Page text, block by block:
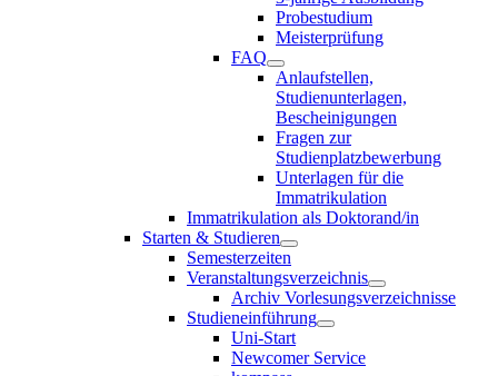
Probestudium
Meisterprüfung
FAQ
Anlaufstellen,
Studienunterlagen,
Bescheinigungen
Fragen zur
Studienplatzbewerbung
Unterlagen für die
Immatrikulation
Immatrikulation als Doktorand/in
Starten & Studieren
Semesterzeiten
Veranstaltungsverzeichnis
Archiv Vorlesungsverzeichnisse
Studieneinführung
Uni-Start
Newcomer Service